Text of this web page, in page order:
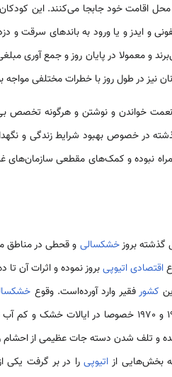
اقامت خود جابجا می‌کنند. این
و ایدز و یا ورود به باندهای سرقت و
و معمولا در پایان روز و جمع آوری
نیز در طول روز با خطرات مختلفی مواجه
نعمت خواندن و نوشتن و هرگونه تخصص
خصوص بهبود شرایط زندگی و نگهداری
نبوده و کمک‌های مقطعی سازمان‌های
بروزخشکسالی و قحطی در مناطق
اقتصادیاتیوپیبروز نموده و اثرات آن
کشورفقیر وارد آورده‌است‌. وقوع
اتیوپیرا در بر گرفت